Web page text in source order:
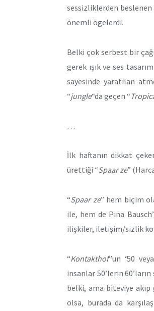
sessizliklerden beslenen
önemli ögelerdi.
Belki çok serbest bir
gerek ışık ve ses
sayesinde yaratılan
“jungle“da geçen “
…
İlk haftanın dikkat
ürettiği “Spaar ze”
“Spaar ze” hem biçim
ile, hem de Pina
ilişkiler, iletişim/sizlik
“Kontakthof”un ‘50
insanlar 50’lerin
belki, ama biteviye akıp
olsa, burada da